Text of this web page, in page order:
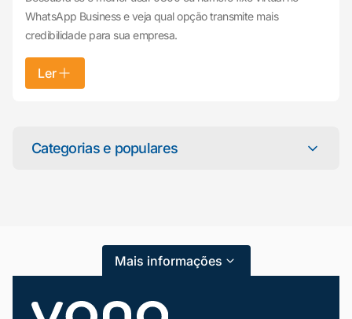
WhatsApp Business e veja qual opção transmite mais
credibilidade para sua empresa.
Ler
Categorias e populares
Atendimento ao Cliente
Blog
Dicas e Tutoriais
Mais informações
online agora